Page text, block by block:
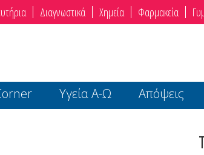
Διαγνωστικά Χημεία Φαρμακεία
Υγεία Α-Ω Απόψεις